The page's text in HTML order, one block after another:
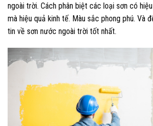
ngoài trời. Cách phân biệt các loại sơn có
mà hiệu quả kinh tế. Màu sắc phong phú. Và
tin về sơn nước ngoài trời tốt nhất.